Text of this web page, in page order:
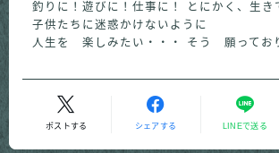
釣りに！遊びに！仕事に！ とにかく、生き
子供たちに迷惑かけないように
人生を 楽しみたい・・・ そう 願ってお
ポストする シェアする LINEで送る